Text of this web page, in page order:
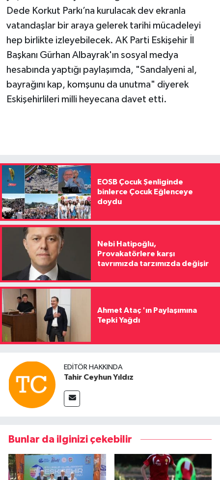
Dede Korkut Parkı’na kurulacak dev ekranla
vatandaşlar bir araya gelerek tarihi mücadeleyi
hep birlikte izleyebilecek. AK Parti Eskişehir İl
Başkanı Gürhan Albayrak'ın sosyal medya
hesabında yaptığı paylaşımda, "Sandalyeni al,
bayrağını kap, komşunu da unutma" diyerek
Eskişehirlileri milli heyecana davet etti.
EOSB Çocuk Şenliginde
binlerce Çocuk Eğlenceye
doydu
Nebi Hatipoğlu,
Provakatörlere karşı
tavrımızda tarzımızda değişir
Ahmet Ataç 'ın Paylaşımına
Tepki Yağdı
EDITÖR HAKKINDA
Tahir Ceyhun Yıldız
Bunlar da ilginizi çekebilir